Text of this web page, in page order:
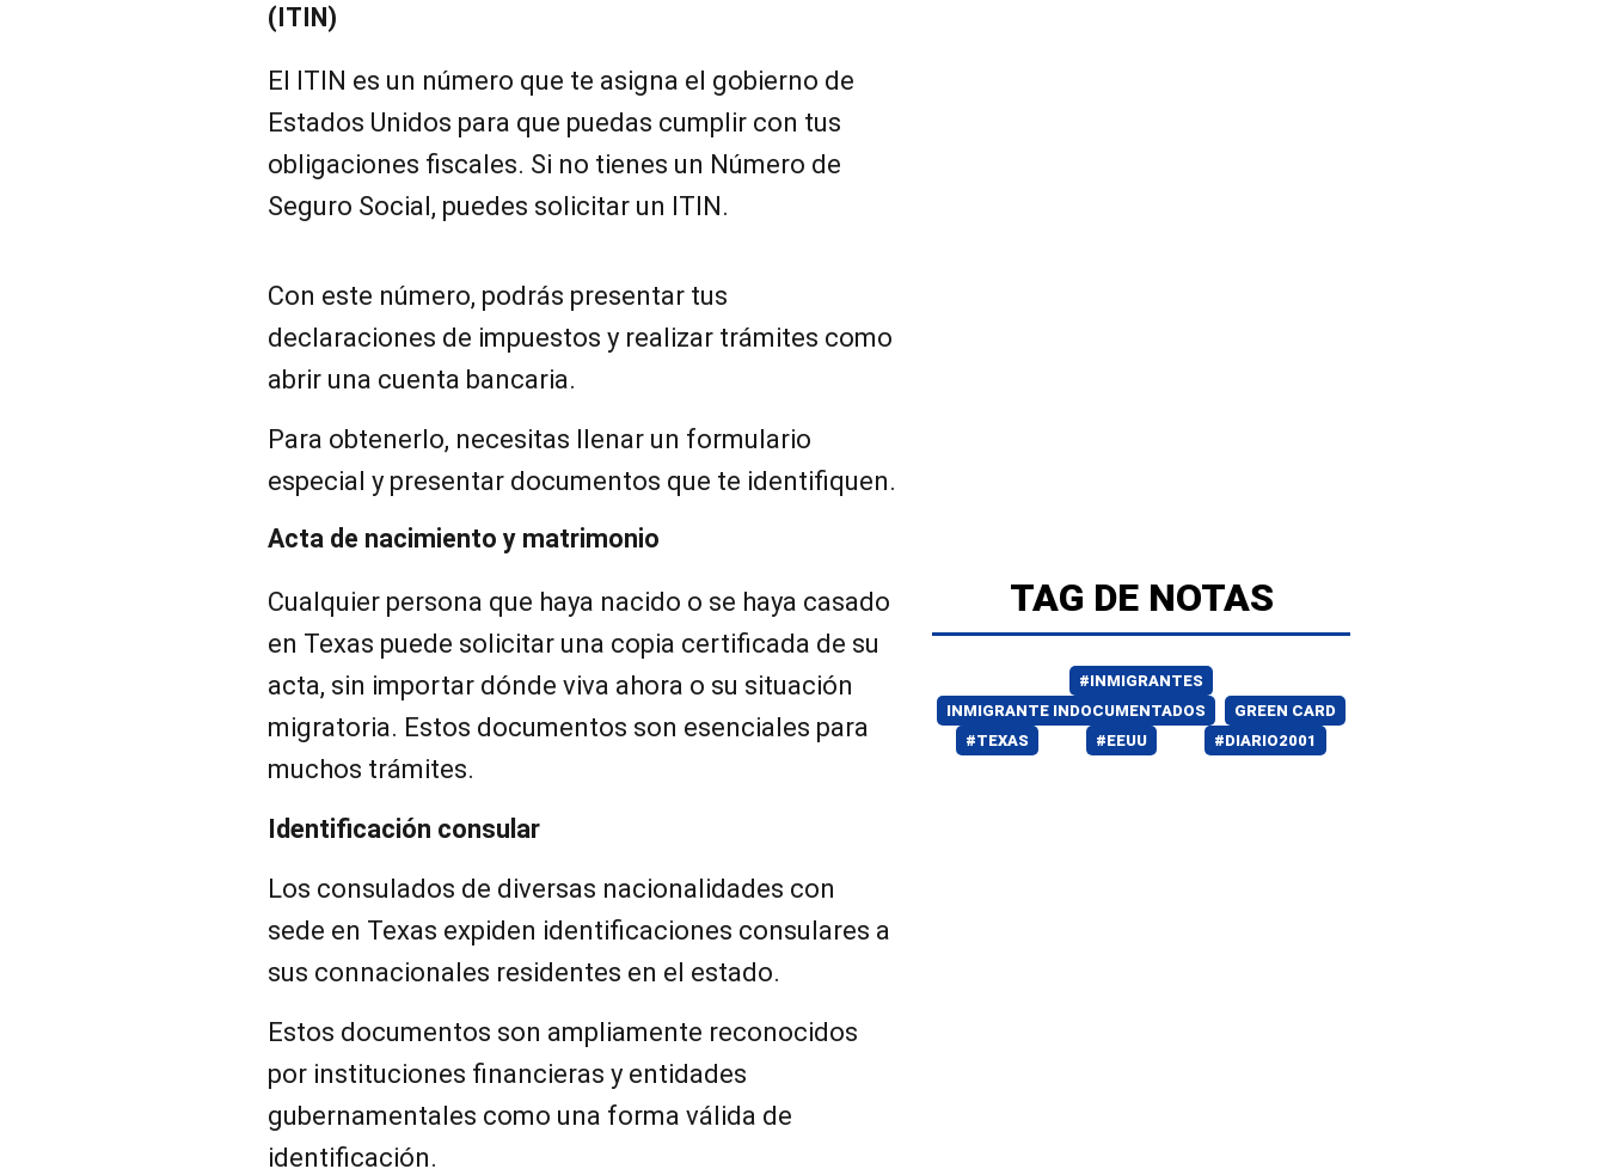
(ITIN)
El ITIN es un número que te asigna el gobierno de
Estados Unidos para que puedas cumplir con tus
obligaciones fiscales. Si no tienes un Número de
Seguro Social, puedes solicitar un ITIN.
Con este número, podrás presentar tus
declaraciones de impuestos y realizar trámites como
abrir una cuenta bancaria.
Para obtenerlo, necesitas llenar un formulario
especial y presentar documentos que te identifiquen.
Acta de nacimiento y matrimonio
Cualquier persona que haya nacido o se haya casado
en Texas puede solicitar una copia certificada de su
acta, sin importar dónde viva ahora o su situación
migratoria. Estos documentos son esenciales para
muchos trámites.
Identificación consular
Los consulados de diversas nacionalidades con
sede en Texas expiden identificaciones consulares a
sus connacionales residentes en el estado.
Estos documentos son ampliamente reconocidos
por instituciones financieras y entidades
gubernamentales como una forma válida de
identificación.
TAG DE NOTAS
#INMIGRANTES
INMIGRANTE INDOCUMENTADOS
GREEN CARD
#TEXAS
#EEUU #DIARIO2001